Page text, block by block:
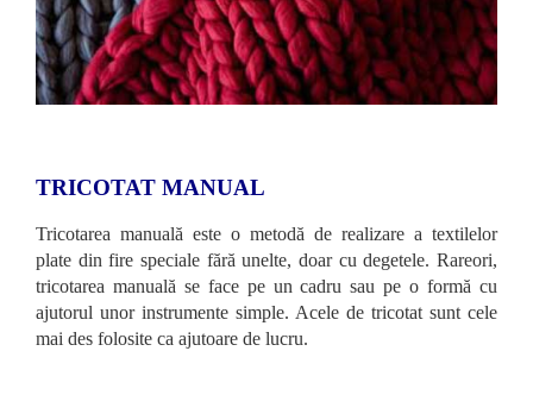
TRICOTAT MANUAL
Tricotarea manuală este o metodă de realizare a textilelor
plate din fire speciale fără unelte, doar cu degetele. Rareori,
tricotarea manuală se face pe un cadru sau pe o formă cu
ajutorul unor instrumente simple. Acele de tricotat sunt cele
mai des folosite ca ajutoare de lucru.